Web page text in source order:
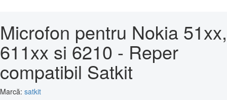
Microfon pentru Nokia 51xx,
611xx si 6210 - Reper
compatibil Satkit
Marcă: satkit